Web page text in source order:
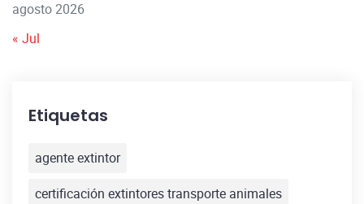
agosto 2026
« Jul
Etiquetas
agente extintor
certificación extintores transporte animales